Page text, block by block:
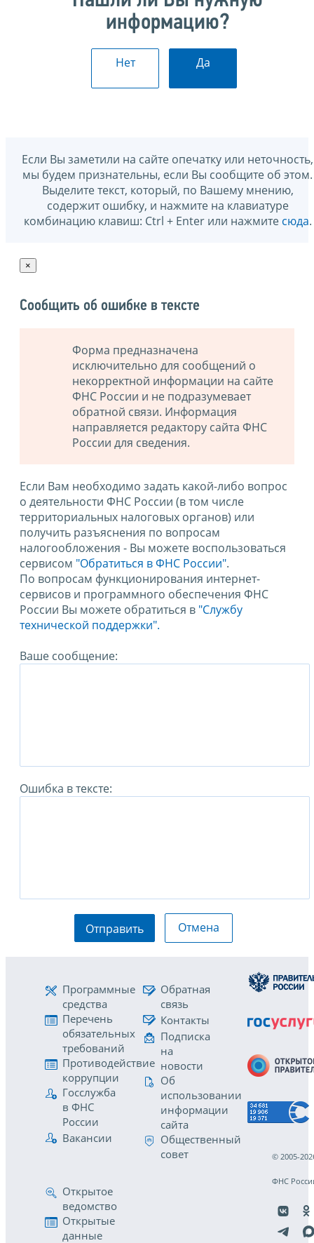
информацию?
Нет Да
Если Вы заметили на сайте опечатку или неточность,
мы будем признательны, если Вы сообщите об этом.
Выделите текст, который, по Вашему мнению,
содержит ошибку, и нажмите на клавиатуре
комбинацию клавиш: Ctrl + Enter или нажмите сюда.
×
Сообщить об ошибке в тексте
Форма предназначена
исключительно для сообщений о
некорректной информации на сайте
ФНС России и не подразумевает
обратной связи. Информация
направляется редактору сайта ФНС
России для сведения.
Если Вам необходимо задать какой-либо вопрос
о деятельности ФНС России (в том числе
территориальных налоговых органов) или
получить разъяснения по вопросам
налогообложения - Вы можете воспользоваться
сервисом "Обратиться в ФНС России".
По вопросам функционирования интернет-
сервисов и программного обеспечения ФНС
России Вы можете обратиться в "Службу
технической поддержки".
Ваше сообщение:
Ошибка в тексте:
Отправить Отмена
Программные
средства
Перечень
обязательных
требований
Противодействие
коррупции
Госслужба
в ФНС
России
Вакансии
Обратная
связь
Контакты
Подписка
на
новости
Об
использовании
информации
сайта
Общественный
совет
Открытое
ведомство
Открытые
данные
© 2005-
ФНС